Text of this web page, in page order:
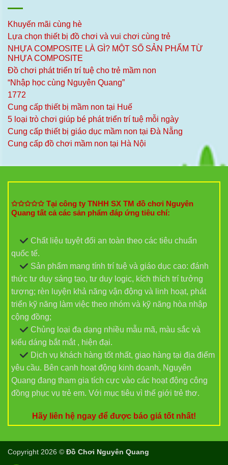
Khuyến mãi cùng hè
Lựa chọn thiết bị đồ chơi và vui chơi cùng trẻ
NHỰA COMPOSITE LÀ GÌ? MỘT SỐ SẢN PHẨM TỪ
NHỰA COMPOSITE
Đồ chơi phát triển trí tuệ cho trẻ mầm non
“Nhập học cùng Nguyên Quang”
1772
Cung cấp thiết bị mầm non tại Huế
5 loại trò chơi giúp bé phát triển trí tuệ mỗi ngày
Cung cấp thiết bị giáo dục mầm non tại Đà Nẵng
Cung cấp đồ chơi mầm non tại Hà Nội
✩✩✩✩✩ Tại công ty TNHH SX TM đồ chơi Nguyên
Quang tất cả các sản phẩm đáp ứng tiêu chí:
Chất liệu tuyệt đối an toàn theo các tiêu chuẩn
quốc tế.
Sản phẩm mang tính trí tuệ và giáo dục cao: đánh
thức tư duy sáng tạo, tư duy logic, kích thích trí tưởng
tượng; rèn luyện khả năng vận động và linh hoạt, phát
triển kỹ năng làm việc theo nhóm và kỹ năng hòa nhập
cộng đồng;
Chủng loại đa dạng nhiều mẫu mã, màu sắc và
kiểu dáng bắt mắt , hiện đại.
Dịch vụ khách hàng tốt nhất, giao hàng tại địa điểm
yêu cầu. Bên cạnh hoạt động kinh doanh, Nguyên
Quang đang tham gia tích cực vào các hoạt động công
đồng phục vụ trẻ em. Với mục tiêu vì thế giới trẻ thơ.
Hãy liên hệ ngay để được báo giá tốt nhất!
Copyright 2026 © Đồ Chơi Nguyên Quang